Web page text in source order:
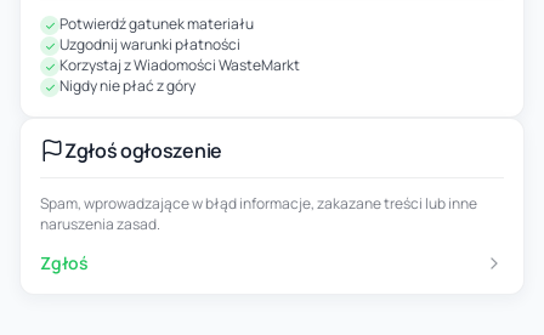
Potwierdź gatunek materiału
Uzgodnij warunki płatności
Korzystaj z Wiadomości WasteMarkt
Nigdy nie płać z góry
Zgłoś ogłoszenie
Spam, wprowadzające w błąd informacje, zakazane treści lub inne
naruszenia zasad.
Zgłoś